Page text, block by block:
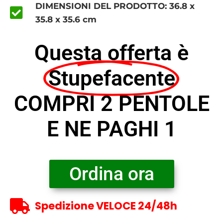
DIMENSIONI DEL PRODOTTO: 36.8 x
35.8 x 35.6 cm
Questa offerta è
Stupefacente
COMPRI 2 PENTOLE
E NE PAGHI 1
Ordina ora
Spedizione VELOCE 24/48h